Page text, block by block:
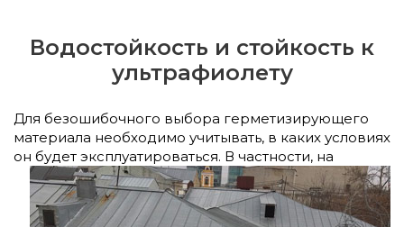
Водостойкость и стойкость к
ультрафиолету
Для безошибочного выбора герметизирующего
материала необходимо учитывать, в каких условиях
он будет эксплуатироваться. В частности, на